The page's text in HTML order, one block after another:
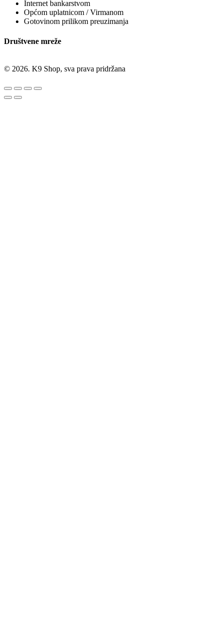
Internet bankarstvom
Općom uplatnicom / Virmanom
Gotovinom prilikom preuzimanja
Društvene mreže
© 2026. K9 Shop, sva prava pridržana